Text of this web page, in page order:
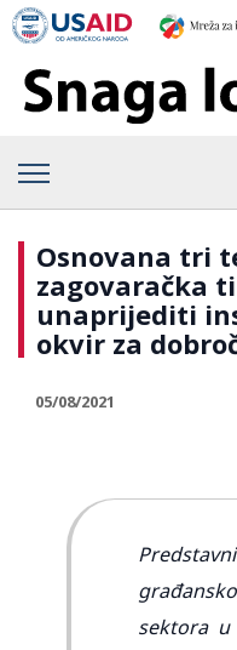
Osnovana tri
zagovaračka
unaprijediti
okvir za
05/08/2021
sektora u